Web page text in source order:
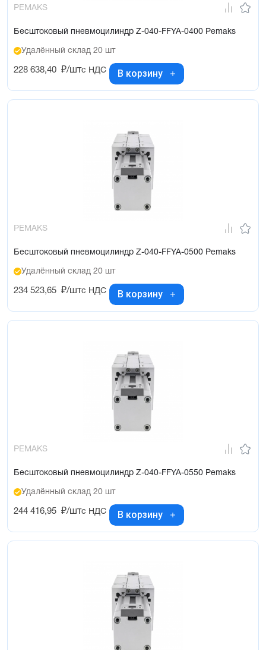
PEMAKS
Бесштоковый пневмоцилиндр Z-040-FFYA-0400 Pemaks
Удалённый склад 20 шт
228 638,40 ₽/штс НДС В корзину
PEMAKS
Бесштоковый пневмоцилиндр Z-040-FFYA-0500 Pemaks
Удалённый склад 20 шт
234 523,65 ₽/штс НДС В корзину
PEMAKS
Бесштоковый пневмоцилиндр Z-040-FFYA-0550 Pemaks
Удалённый склад 20 шт
244 416,95 ₽/штс НДС В корзину